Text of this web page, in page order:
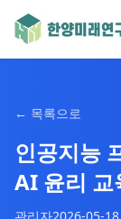
← 목록으로
인공지능
AI 윤리 교